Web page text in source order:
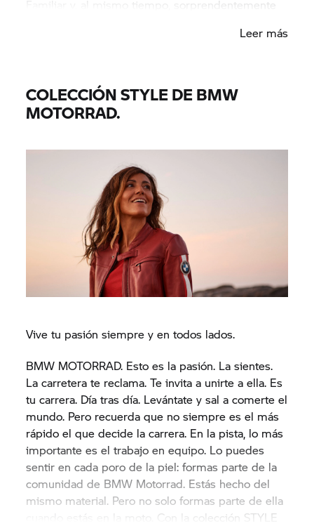
Familiar y, al mismo tiempo, sorprendentemente
mantendrá a salvo. Una fusión entre comodidad y
Leer más
COLECCIÓN STYLE DE BMW
MOTORRAD.
Vive tu pasión siempre y en todos lados.
BMW MOTORRAD. Esto es la pasión. La sientes.
La carretera te reclama. Te invita a unirte a ella. Es
tu carrera. Día tras día. Levántate y sal a comerte el
mundo. Pero recuerda que no siempre es el más
rápido el que decide la carrera. En la pista, lo más
importante es el trabajo en equipo. Lo puedes
sentir en cada poro de la piel: formas parte de la
comunidad de BMW Motorrad. Estás hecho del
mismo material. Pero no solo formas parte de ella
cuando estás en la moto. Con la colección STYLE